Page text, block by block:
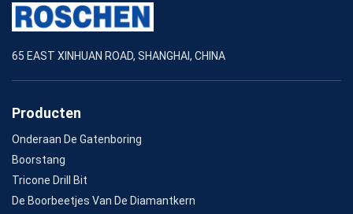
65 EAST XINHUAN ROAD, SHANGHAI, CHINA
Producten
Onderaan De Gatenboring
Boorstang
Tricone Drill Bit
De Boorbeetjes Van De Diamantkern